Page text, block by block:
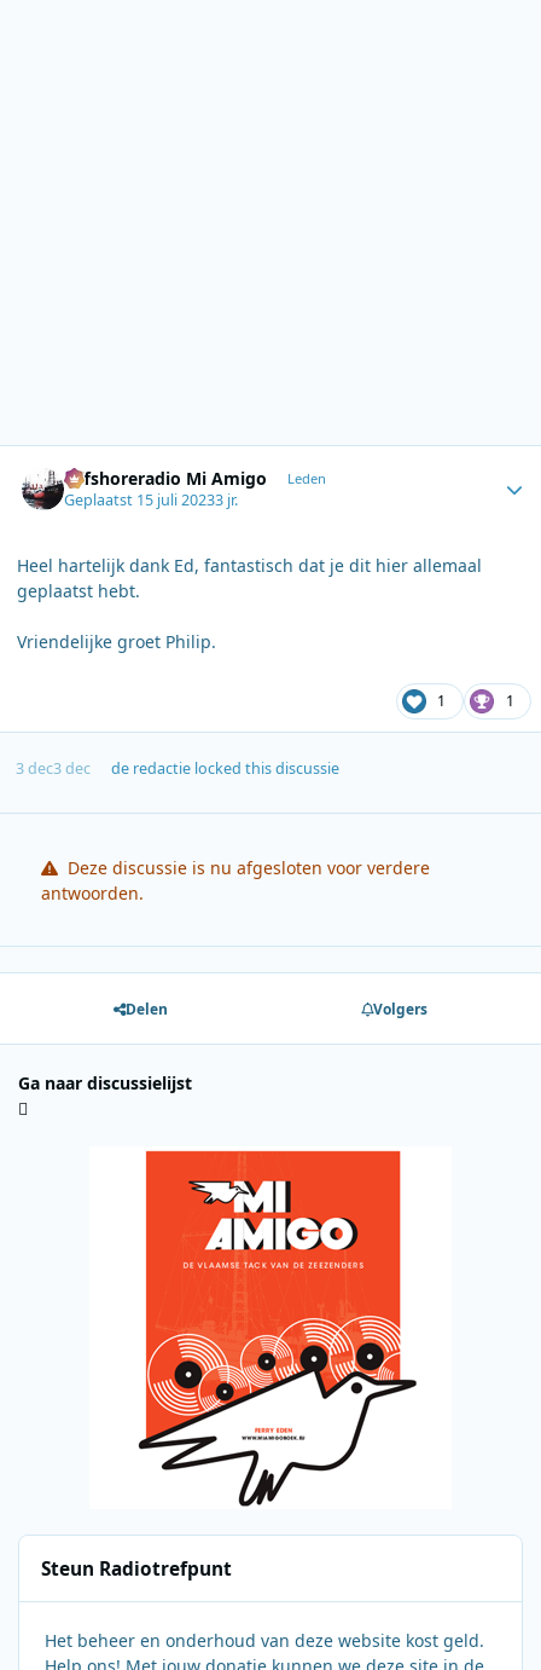
Offshoreradio Mi Amigo Leden
Geplaatst 15 juli 20233 jr.
Heel hartelijk dank Ed, fantastisch dat je dit hier allemaal
geplaatst hebt.
Vriendelijke groet Philip.
1 1
3 dec3 dec de redactielocked this discussie
Deze discussie is nu afgesloten voor verdere
antwoorden.
Delen Volgers
Ga naar discussielijst
Steun Radiotrefpunt
Het beheer en onderhoud van deze website kost geld.